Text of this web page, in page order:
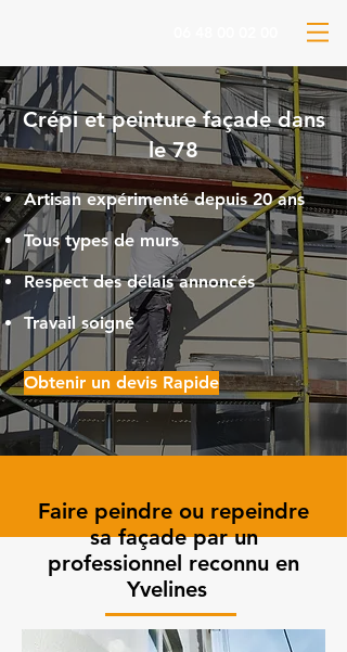
Crépi et peinture façade dans
le 78
Artisan expérimenté depuis 20 ans
Tous types de murs
Respect des délais annoncés
Travail soigné
Obtenir un devis Rapide
Faire peindre ou repeindre
sa façade par un
professionnel reconnu en
Yvelines